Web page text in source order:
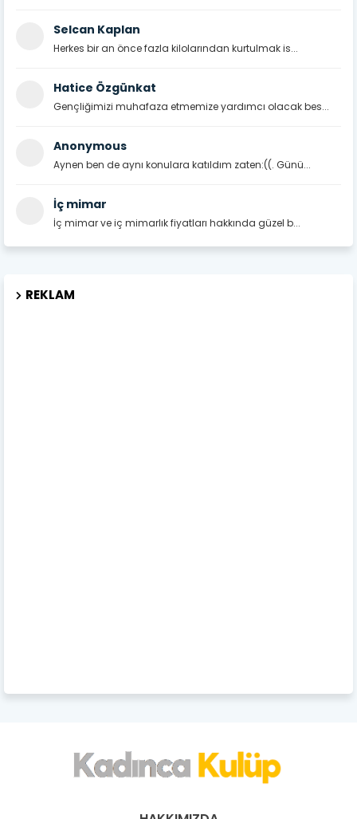
Selcan Kaplan
Herkes bir an önce fazla kilolarından kurtulmak is...
Hatice Özgünkat
Gençliğimizi muhafaza etmemize yardımcı olacak bes...
Anonymous
Aynen ben de aynı konulara katıldım zaten:((. Günü...
İç mimar
İç mimar ve iç mimarlık fiyatları hakkında güzel b...
REKLAM